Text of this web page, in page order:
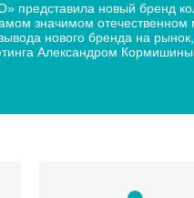
представила новый бренд
значимом
вывода нового бренда на
Александром